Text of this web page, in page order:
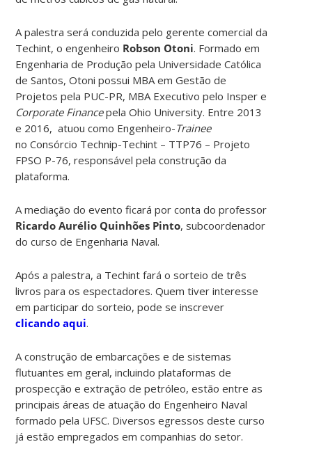
A palestra será conduzida pelo gerente comercial da
Techint, o engenheiro Robson Otoni. Formado em
Engenharia de Produção pela Universidade Católica
de Santos, Otoni possui MBA em Gestão de
Projetos pela PUC-PR, MBA Executivo pelo Insper e
Corporate Financepela Ohio University. Entre 2013
e 2016, atuou como Engenheiro-Trainee
no Consórcio Technip-Techint – TTP76 – Projeto
FPSO P-76, responsável pela construção da
plataforma.
A mediação do evento ficará por conta do professor
Ricardo Aurélio Quinhões Pinto, subcoordenador
do curso de Engenharia Naval.
Após a palestra, a Techint fará o sorteio de três
livros para os espectadores. Quem tiver interesse
em participar do sorteio, pode se inscrever
clicando aqui.
A construção de embarcações e de sistemas
flutuantes em geral, incluindo plataformas de
prospecção e extração de petróleo, estão entre as
principais áreas de atuação do Engenheiro Naval
formado pela UFSC. Diversos egressos deste curso
já estão empregados em companhias do setor.